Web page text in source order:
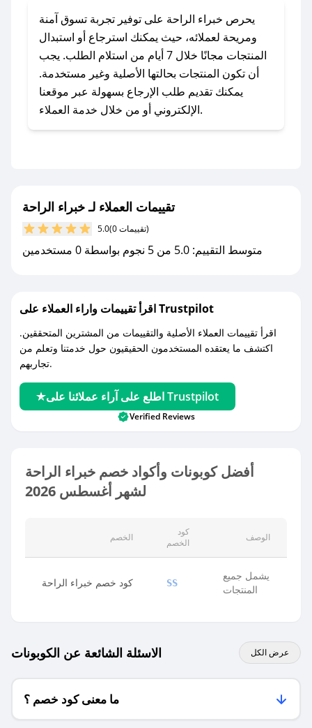
### كيف تحصل على كوبونات خصم حصرية من
خبراء الراحة؟
للحصول على كوبونات وخصومات حصرية، قم بما
يلي:
- اضغط على أيقونة متابعة لمتجر خبراء الراحة في
جديد.
مع صحصح، تسوق بذكاء ووفّر على كل مشترياتك مع
كوبونات خصم حصرية من خبراء الراحة!
يحرص خبراء الراحة على توفير تجربة تسوق آمنة
ومريحة لعملائه، حيث يمكنك استرجاع أو استبدال
المنتجات مجانًا خلال 7 أيام من استلام الطلب. يجب
أن تكون المنتجات بحالتها الأصلية وغير مستخدمة.
يمكنك تقديم طلب الإرجاع بسهولة عبر موقعنا
الإلكتروني أو من خلال خدمة العملاء.
تقييمات العملاء لـ خبراء الراحة
5.0 (0 تقييمات)
متوسط التقييم: 5.0 من 5 نجوم بواسطة 0 مستخدمين
اقرأ تقييمات واراء العملاء على Trustpilot
اقرأ تقييمات العملاء الأصلية والتقييمات من المشترين المتحققين.
اكتشف ما يعتقده المستخدمون الحقيقيون حول خدمتنا وتعلم من
تجاربهم.
اطلع على آراء عملائنا على Trustpilot
Verified Reviews
أفضل كوبونات وأكواد خصم خبراء الراحة
لشهر أغسطس 2026
الخصم
كود
الخصم
الوصف
كود خصم خبراء الراحة SS
يشمل جميع
المنتجات
الاسئلة الشائعة عن الكوبونات عرض الكل
ما معنى كود خصم ؟